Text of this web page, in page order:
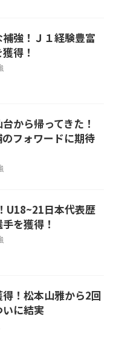
強！Ｊ１経験豊富
得！
から帰ってきた！
フォワードに期待
U18~21日本代表歴
を獲得！
！松本山雅から2回
に結実